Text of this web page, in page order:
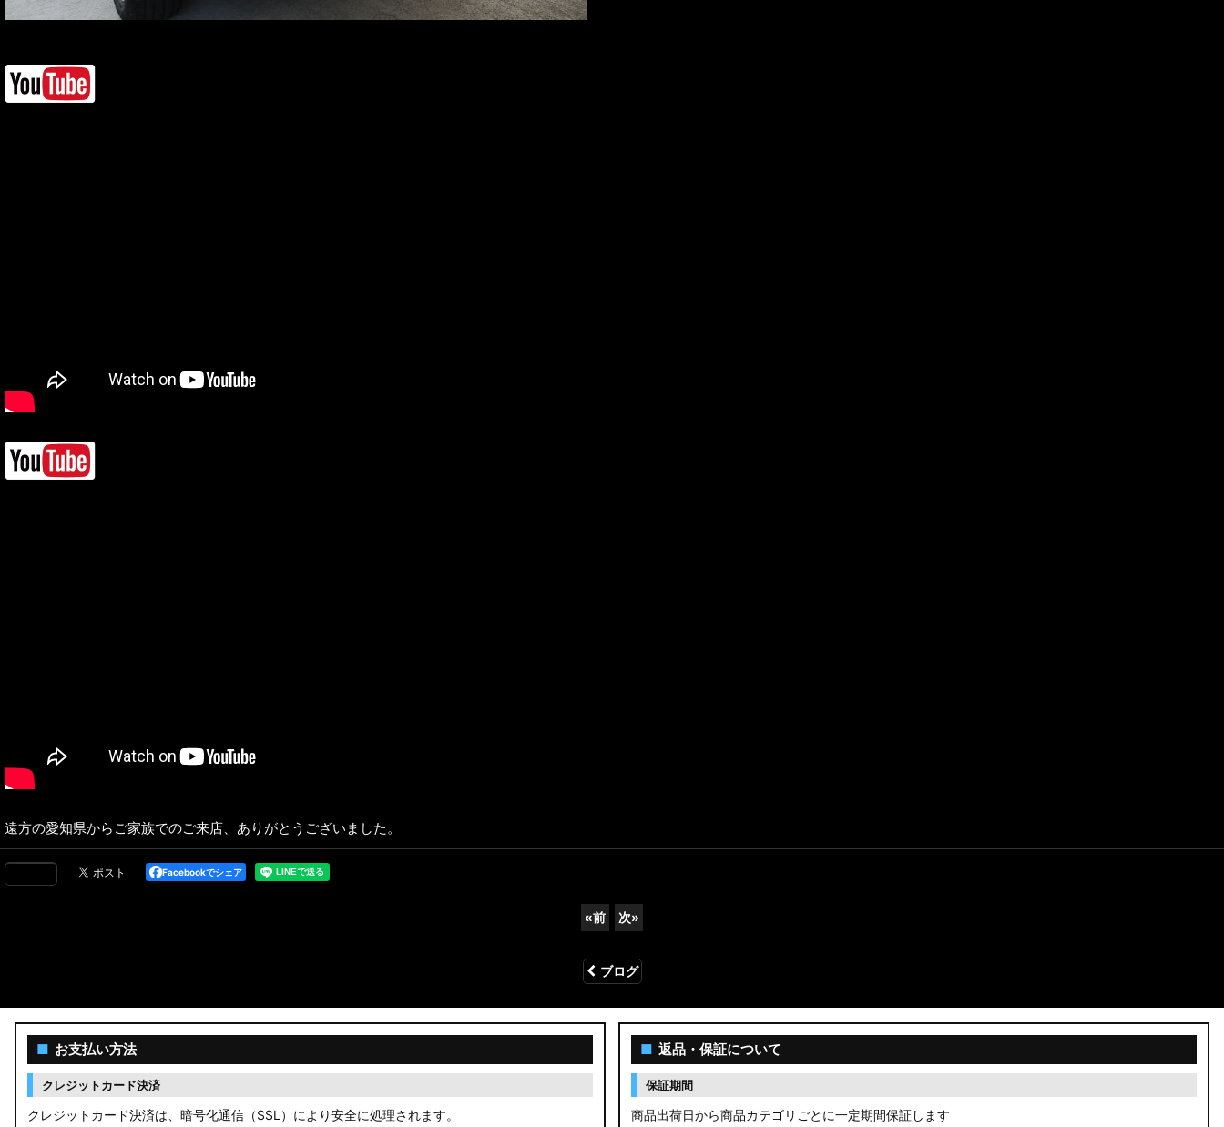
遠方の愛知県からご家族でのご来店、ありがとうございました。
Facebookでシェア
«前 次»
ブログ
■ お支払い方法
クレジットカード決済
クレジットカード決済は、暗号化通信（SSL）により安全に処理されます。
■ 返品・保証について
保証期間
商品出荷日から商品カテゴリごとに一定期間保証します